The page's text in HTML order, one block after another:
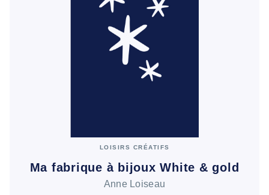
LOISIRS CRÉATIFS
Ma fabrique à bijoux White & gold
Anne Loiseau